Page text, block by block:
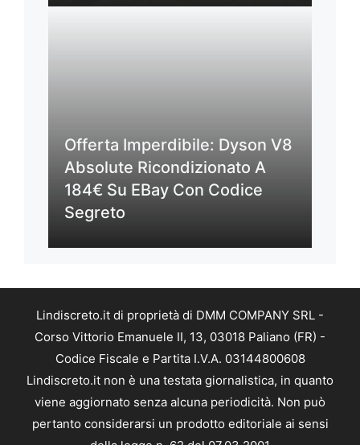
Offerta Imperdibile: Dyson V8
Absolute Ricondizionato A
184€ Su EBay Con Codice
Segreto
Lindiscreto.it di proprietà di DMM COMPANY SRL -
Corso Vittorio Emanuele II, 13, 03018 Paliano (FR) -
Codice Fiscale e Partita I.V.A. 03144800608
Lindiscreto.it non è una testata giornalistica, in quanto
viene aggiornato senza alcuna periodicità. Non può
pertanto considerarsi un prodotto editoriale ai sensi